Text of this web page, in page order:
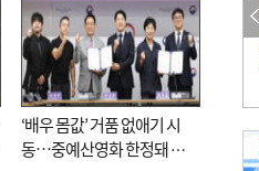
‘배우 몸값’ 거품 없애기 시
동…중예산영화 한정돼 실